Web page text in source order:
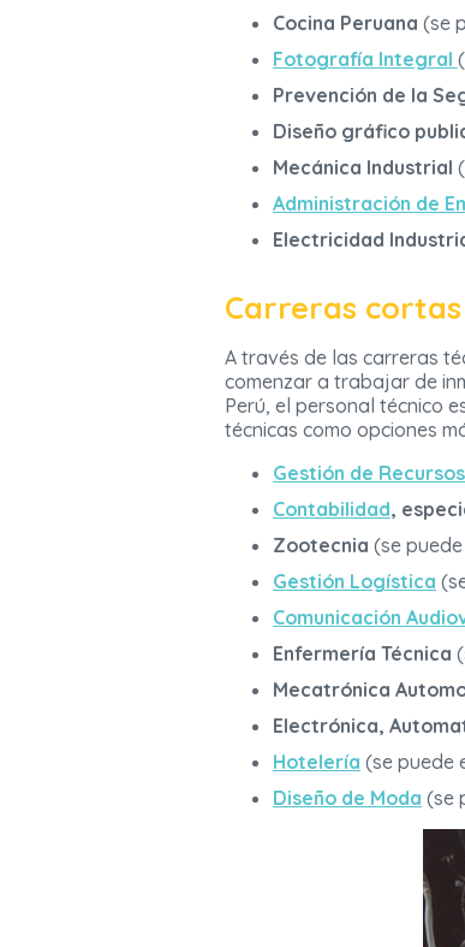
Cocina Peruana (se
Fotografía Integral
Prevención de la
Diseño gráfico
Mecánica Industrial
Administración de
Electricidad
Carreras
A través de las carreras
comenzar a trabajar de
Perú, el personal técnico
técnicas como opciones
Gestión de
Contabilidad,
Zootecnia (se
Gestión Logística
Comunicación
Enfermería Técnica
Mecatrónica
Electrónica,
Hotelería (se puede
Diseño de Moda (se